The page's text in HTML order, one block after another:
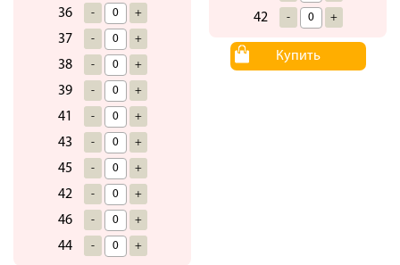
36 - +
37 - +
38 - +
39 - +
41 - +
43 - +
45 - +
42 - +
46 - +
44 - +
42 - +
Купить